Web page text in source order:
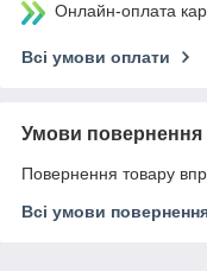
Онлайн-оплата
Всі умови оплати
Умови повернення
Повернення товару
Всі умови